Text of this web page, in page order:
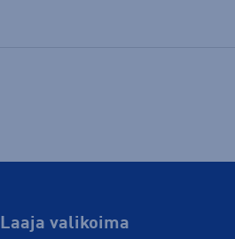
Laaja valikoima